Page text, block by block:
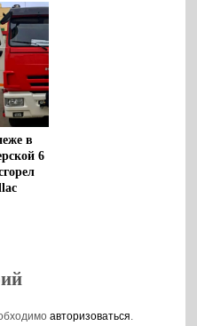
в
6
авторизоваться